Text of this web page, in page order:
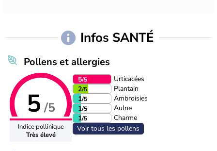
Infos SANTÉ
Pollens et allergies
5 /5
Indice pollinique
Très élevé
5/5
Urticacées
2/5
Plantain
1/5
Ambroisies
1/5
Aulne
1/5
Charme
Voir tous les pollens